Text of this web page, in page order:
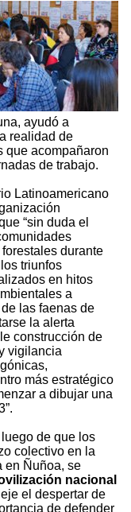
ayudó a
realidad de
que acompañaron
de trabajo.
Latinoamericano
“sin duda el
durante
triunfos
en hitos
a
las faenas de
la alerta
construcción de
vigilancia
más estratégico
a dibujar una
de que los
colectivo en la
en Ñuñoa, se
nacional
el despertar de
de defender